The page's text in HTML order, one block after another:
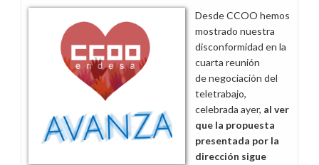
teletrabajo
al
100%
de
la
plantilla
Desde CCOO hemos
mostrado nuestra
disconformidad en la
cuarta reunión
de negociación del
teletrabajo,
celebrada ayer, al ver
que la propuesta
presentada por la
dirección sigue